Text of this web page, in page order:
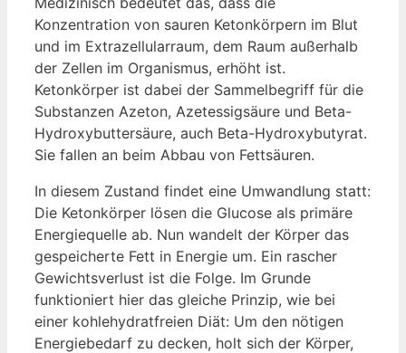
Konzentration von sauren Ketonkörpern im Blut
und im Extrazellularraum, dem Raum außerhalb
der Zellen im Organismus, erhöht ist.
Ketonkörper ist dabei der Sammelbegriff für die
Substanzen Azeton, Azetessigsäure und Beta-
Hydroxybuttersäure, auch Beta-Hydroxybutyrat.
Sie fallen an beim Abbau von Fettsäuren.
In diesem Zustand findet eine Umwandlung statt:
Die Ketonkörper lösen die Glucose als primäre
Energiequelle ab. Nun wandelt der Körper das
gespeicherte Fett in Energie um. Ein rascher
Gewichtsverlust ist die Folge. Im Grunde
funktioniert hier das gleiche Prinzip, wie bei
einer kohlehydratfreien Diät: Um den nötigen
Energiebedarf zu decken, holt sich der Körper,